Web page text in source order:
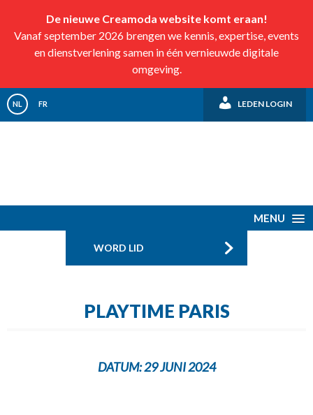
De nieuwe Creamoda website komt eraan!
Vanaf september 2026 brengen we kennis, expertise, events
en dienstverlening samen in één vernieuwde digitale
omgeving.
NL FR LEDEN LOGIN
MENU
WORD LID
PLAYTIME PARIS
DATUM:29 JUNI 2024